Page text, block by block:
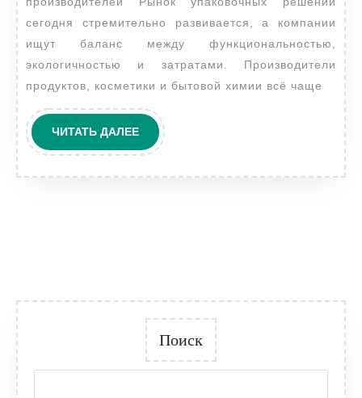
что
выбирают
производители
сегодня стремительно развивается, а компании
ищут баланс между функциональностью,
экологичностью и затратами. Производители
продуктов, косметики и бытовой химии всё чаще
ЧИТАТЬ ДАЛЕЕЧИТАТЬ
ДАЛЕЕ
Поиск